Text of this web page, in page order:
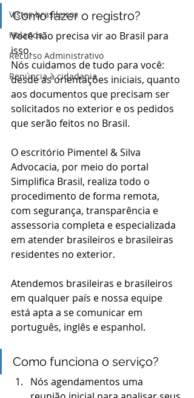
Vistos brasileiros
Holanda
Recurso Administrativo
Renúncia à cidadania
Como fazer o registro?
Você não precisa vir ao Brasil para
isso.
Nós cuidamos de tudo para você:
desde as orientações iniciais, quanto
aos documentos que precisam ser
solicitados no exterior e os pedidos
que serão feitos no Brasil.
O escritório Pimentel & Silva
Advocacia, por meio do portal
Simplifica Brasil, realiza todo o
procedimento de forma remota,
com segurança, transparência e
assessoria completa e especializada
em atender brasileiros e brasileiras
residentes no exterior.
Atendemos brasileiras e brasileiros
em qualquer país e nossa equipe
está apta a se comunicar em
português, inglês e espanhol.
Como funciona o serviço?
Nós agendamentos uma